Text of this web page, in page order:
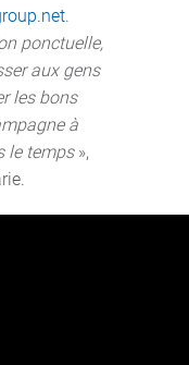
.
ponctuelle,
aux gens
les bons
à
le temps»,